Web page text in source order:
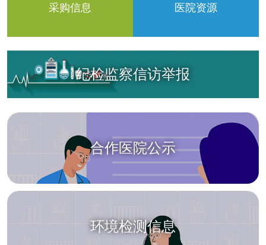
采购信息 医院资源
纪检监察信访举报
合作医院公示
环境检测信息